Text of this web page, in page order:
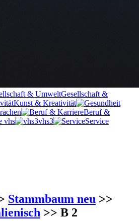
Gesellschaft &
Kunst & Kreativität
Beruf &
vhs vhs3 Service
Stammbaum neu >>
>> B 2